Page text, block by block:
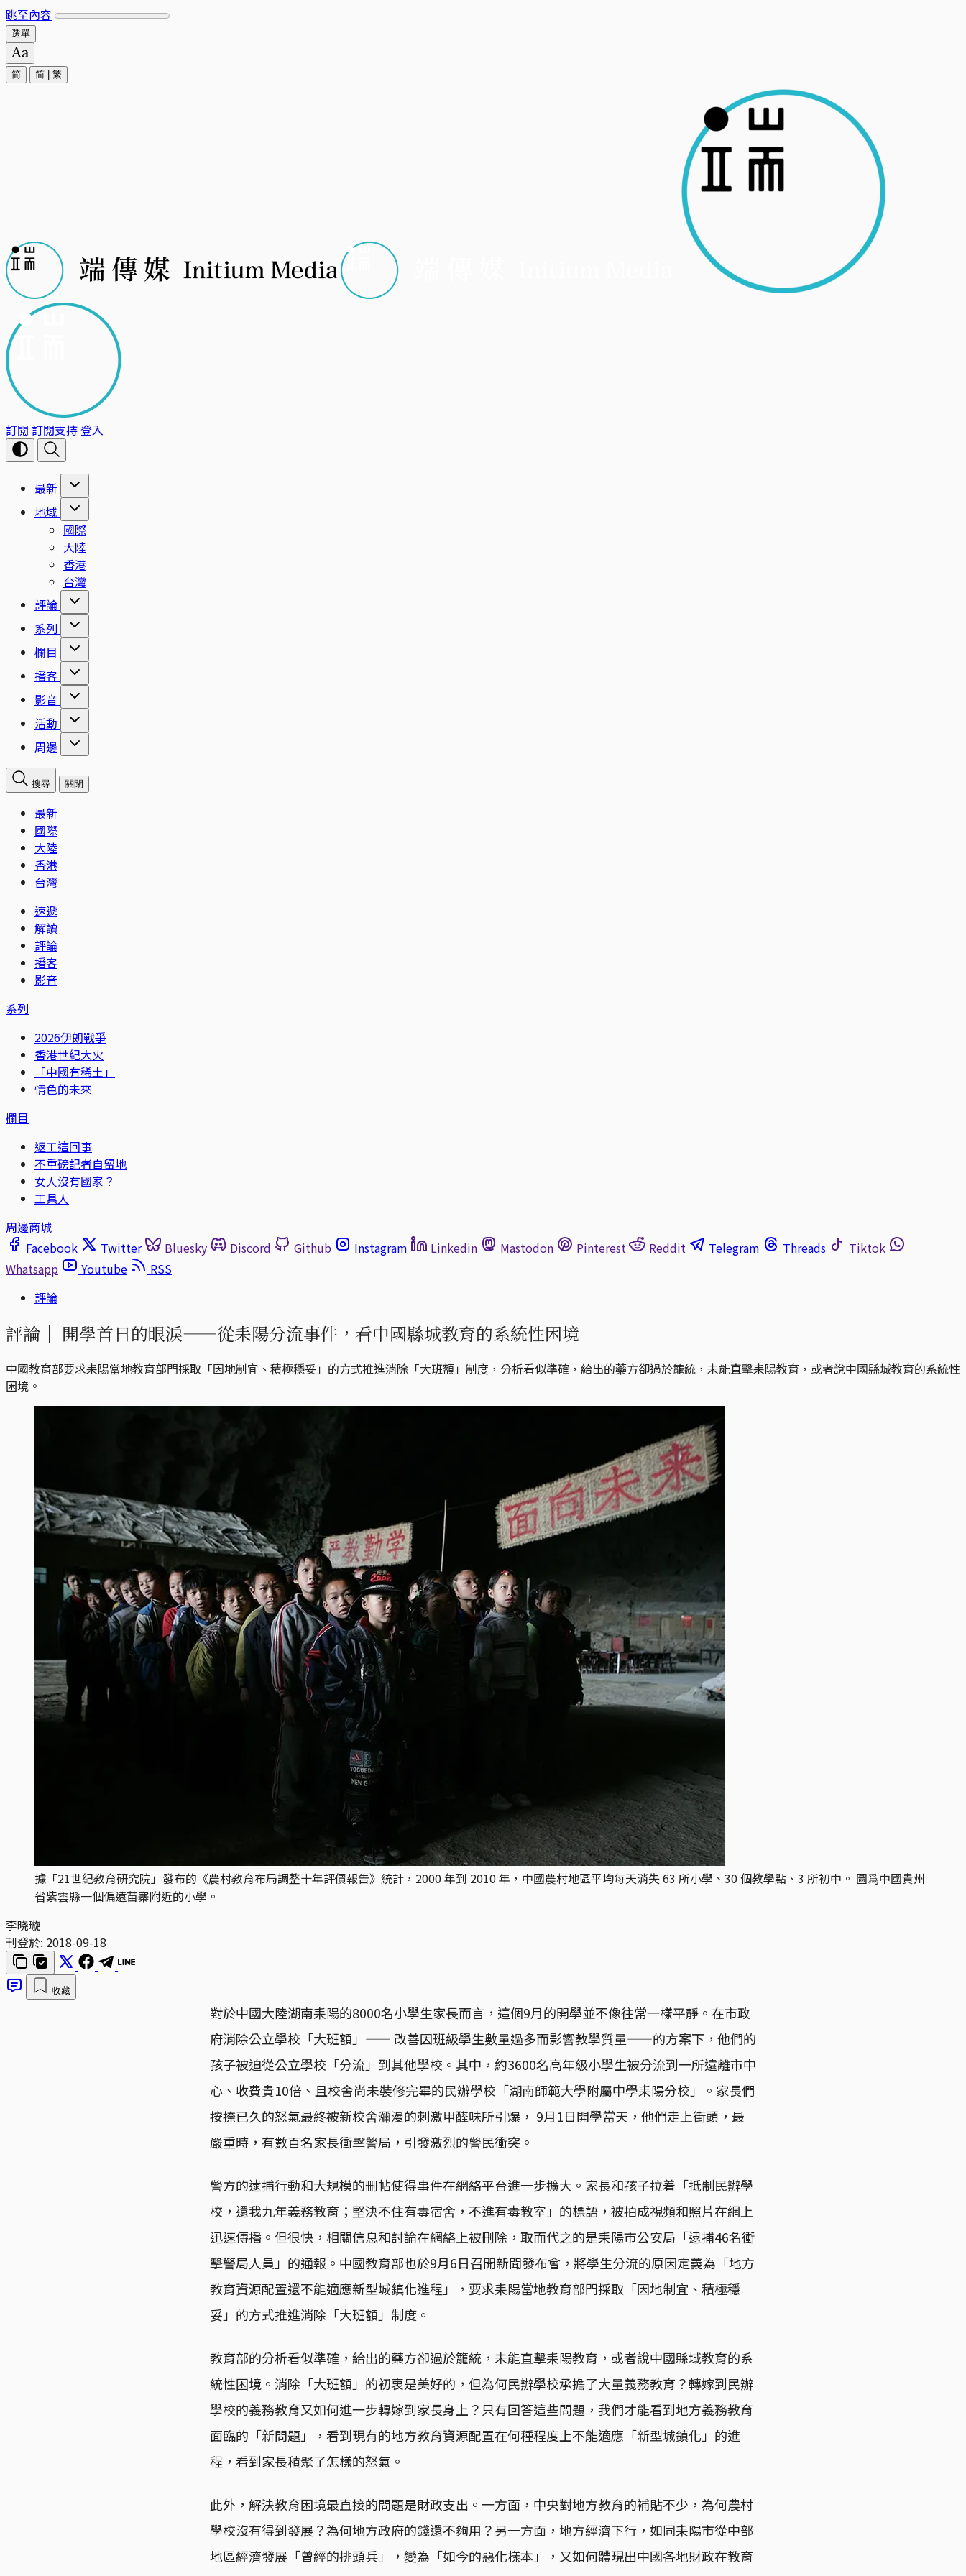
跳至內容
選單
简 简 繁
訂閱 訂閱支持登入
最新
地域
國際
大陸
香港
台灣
評論
系列
欄目
播客
影音
活動
周邊
搜尋 關閉
最新
國際
大陸
香港
台灣
速遞
解讀
評論
播客
影音
系列
2026伊朗戰爭
香港世紀大火
「中國有稀土」
情色的未來
欄目
返工這回事
不重磅記者自留地
女人沒有國家？
工具人
周邊商城
Facebook
Twitter Bluesky Discord Github Instagram Linkedin Mastodon Pinterest Reddit Telegram Threads
Tiktok
Whatsapp
Youtube
RSS
評論
評論｜ 開學首日的眼淚——從耒陽分流事件，看中國縣城教育的系統性困境
中國教育部要求耒陽當地教育部門採取「因地制宜、積極穩妥」的方式推進消除「大班額」制度，分析看似準確，給出的藥方卻過於籠統，未能直擊耒陽教育，或者說中國縣城教育的系統性
困境。
據「21世紀教育研究院」發布的《農村教育布局調整十年評價報告》統計，2000 年到 2010 年，中國農村地區平均每天消失 63 所小學、30 個教學點、3 所初中。 圖爲中國貴州
省紫雲縣一個偏遠苗寨附近的小學。
李晓璇
刊登於: 2018-09-18
收藏
對於中國大陸湖南耒陽的8000名小學生家長而言，這個9月的開學並不像往常一樣平靜。在市政
府消除公立學校「大班額」—— 改善因班級學生數量過多而影響教學質量——的方案下，他們的
孩子被迫從公立學校「分流」到其他學校。其中，約3600名高年級小學生被分流到一所遠離市中
心、收費貴10倍、且校舍尚未裝修完畢的民辦學校「湖南師範大學附屬中學耒陽分校」。家長們
按捺已久的怒氣最終被新校舍瀰漫的刺激甲醛味所引爆， 9月1日開學當天，他們走上街頭，最
嚴重時，有數百名家長衝擊警局，引發激烈的警民衝突。
警方的逮捕行動和大規模的刪帖使得事件在網絡平台進一步擴大。家長和孩子拉着「抵制民辦學
校，還我九年義務教育；堅決不住有毒宿舍，不進有毒教室」的標語，被拍成視頻和照片在網上
迅速傳播。但很快，相關信息和討論在網絡上被刪除，取而代之的是耒陽市公安局「逮捕46名衝
擊警局人員」的通報。中國教育部也於9月6日召開新聞發布會，將學生分流的原因定義為「地方
教育資源配置還不能適應新型城鎮化進程」，要求耒陽當地教育部門採取「因地制宜、積極穩
妥」的方式推進消除「大班額」制度。
教育部的分析看似準確，給出的藥方卻過於籠統，未能直擊耒陽教育，或者說中國縣域教育的系
統性困境。消除「大班額」的初衷是美好的，但為何民辦學校承擔了大量義務教育？轉嫁到民辦
學校的義務教育又如何進一步轉嫁到家長身上？只有回答這些問題，我們才能看到地方義務教育
面臨的「新問題」，看到現有的地方教育資源配置在何種程度上不能適應「新型城鎮化」的進
程，看到家長積聚了怎樣的怒氣。
此外，解決教育困境最直接的問題是財政支出。一方面，中央對地方教育的補貼不少，為何農村
學校沒有得到發展？為何地方政府的錢還不夠用？另一方面，地方經濟下行，如同耒陽市從中部
地區經濟發展「曾經的排頭兵」，變為「如今的惡化樣本」，又如何體現出中國各地財政在教育